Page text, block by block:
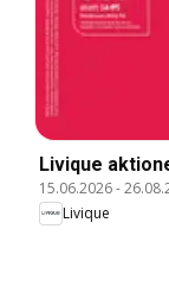
Livique
15.06.2026-
Livique